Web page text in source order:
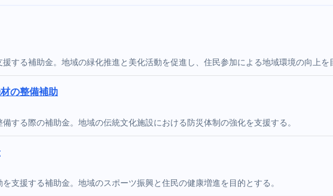
する補助金。地域の緑化推進と美化活動を促進し、住民参加による地域環境の向上を
の整備補助
する際の補助金。地域の伝統文化施設における防災体制の強化を支援する。
支援する補助金。地域のスポーツ振興と住民の健康増進を目的とする。